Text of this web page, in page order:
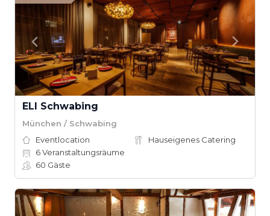
ELI Schwabing
München / Schwabing
Eventlocation
Hauseigenes Catering
6Veranstaltungsräume
60 Gäste